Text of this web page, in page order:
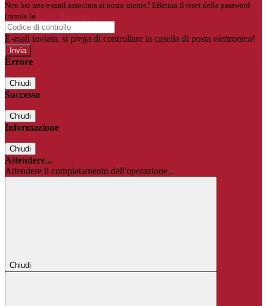
Non hai una e-mail associata al nome utente? Effettua il reset della password
tramite la
Login Spaggiari
E-mail inviata, si prega di controllare la casella di posta elettronica!
Errore
Chiudi
Successo
Chiudi
Informazione
Chiudi
Attendere...
Attendere il completamento dell'operazione...
Chiudi